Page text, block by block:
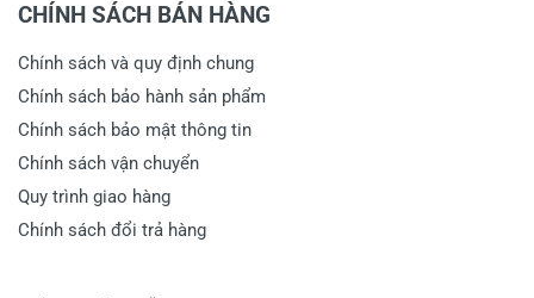
CHÍNH SÁCH BÁN HÀNG
Chính sách và quy định chung
Chính sách bảo hành sản phẩm
Chính sách bảo mật thông tin
Chính sách vận chuyển
Quy trình giao hàng
Chính sách đổi trả hàng